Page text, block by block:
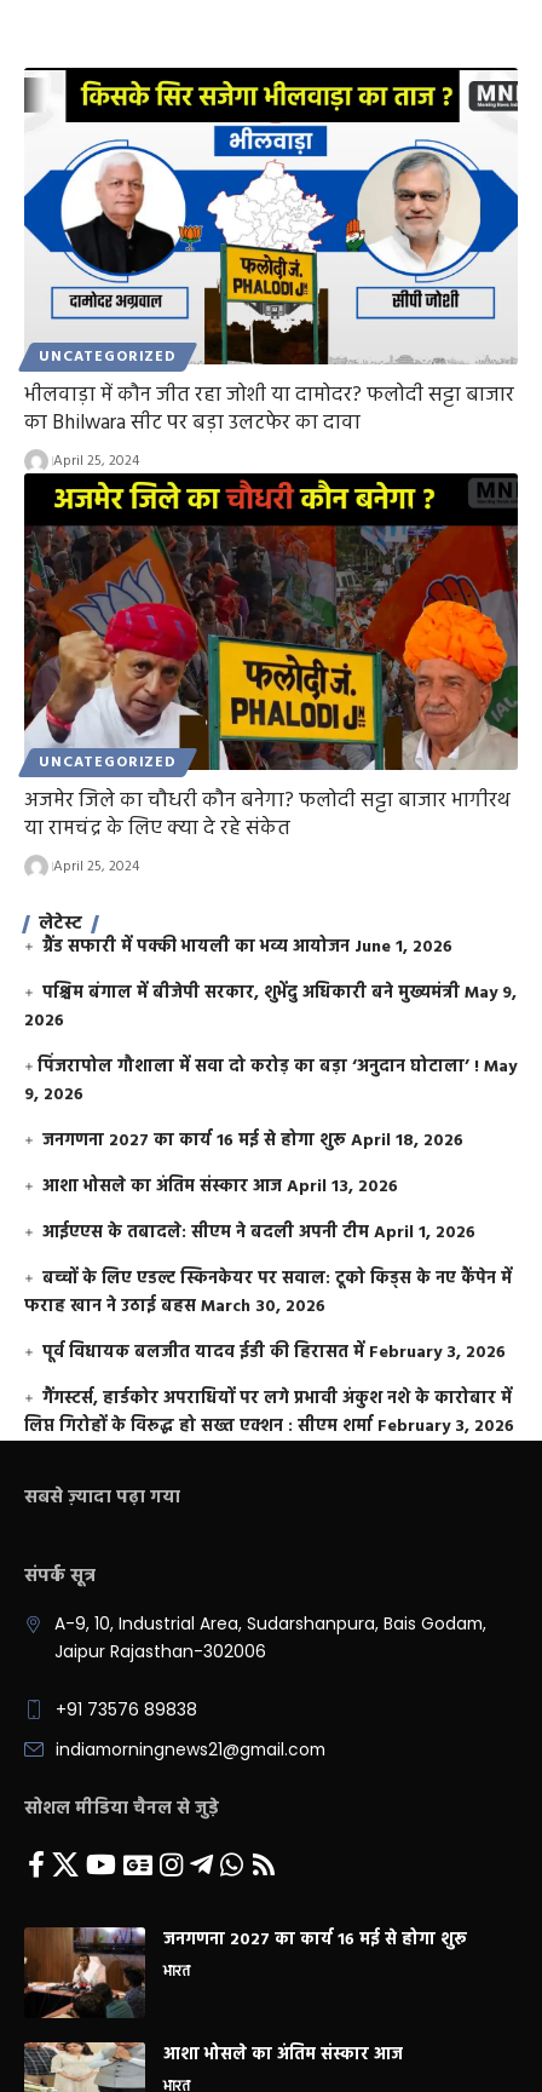
UNCATEGORIZED
भीलवाड़ा में कौन जीत रहा जोशी या दामोदर? फलोदी सट्टा बाजार
का Bhilwara सीट पर बड़ा उलटफेर का दावा
April 25, 2024
UNCATEGORIZED
अजमेर जिले का चौधरी कौन बनेगा? फलोदी सट्टा बाजार भागीरथ
या रामचंद्र के लिए क्या दे रहे संकेत
April 25, 2024
लेटेस्ट
ग्रैंड सफारी में पक्की भायली का भव्य आयोजन June 1, 2026
पश्चिम बंगाल में बीजेपी सरकार, शुभेंदु अधिकारी बने मुख्यमंत्रीMay 9,
2026
​पिंजरापोल गौशाला में सवा दो करोड़ का बड़ा ‘अनुदान घोटाला’ !May
9, 2026
जनगणना 2027 का कार्य 16 मई से होगा शुरूApril 18, 2026
आशा भोसले का अंतिम संस्कार आजApril 13, 2026
आईएएस के तबादले: सीएम ने बदली अपनी टीमApril 1, 2026
बच्चों के लिए एडल्ट स्किनकेयर पर सवाल: टूको किड्स के नए कैंपेन में
फराह खान ने उठाई बहसMarch 30, 2026
पूर्व विधायक बलजीत यादव ईडी की हिरासत में February 3, 2026
गैंगस्टर्स, हार्डकोर अपराधियों पर लगे प्रभावी अंकुश नशे के कारोबार में
लिप्त गिरोहों के विरूद्ध हो सख्त एक्शन : सीएम शर्मा February 3, 2026
सबसे ज़्यादा पढ़ा गया
संपर्क सूत्र
A-9, 10, Industrial Area, Sudarshanpura, Bais Godam,
Jaipur Rajasthan-302006
+91 73576 89838
indiamorningnews21@gmail.com
सोशल मीडिया चैनल से जुड़े
जनगणना 2027 का कार्य 16 मई से होगा शुरू
भारत
आशा भोसले का अंतिम संस्कार आज